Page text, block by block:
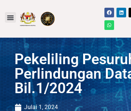
Pekeliling
Perlindungan
Bil.1/2024
Julai 1, 2024